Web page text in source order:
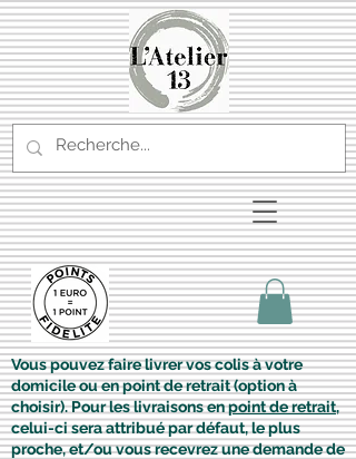
Vous pouvez faire livrer vos colis à votre
domicile ou en point de retrait (option à
choisir). Pour les livraisons enpoint de retrait,
celui-ci sera attribué par défaut, le plus
proche, et/ou vous recevrez une demande de